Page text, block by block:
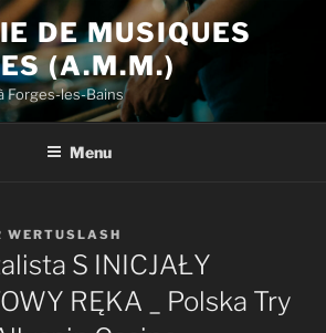
DE MUSIQUES
(A.M.M.)
Forges-les-Bains
Menu
WERTUSLASH
S INICJAŁY
RĘKA _ Polska Try